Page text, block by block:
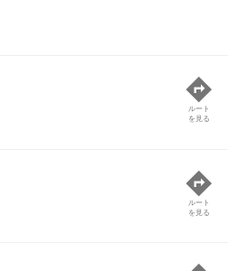
ルート
を見る
ルート
を見る